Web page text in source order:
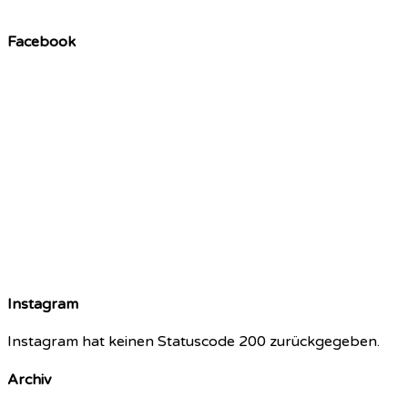
Facebook
Instagram
Instagram hat keinen Statuscode 200 zurückgegeben.
Archiv